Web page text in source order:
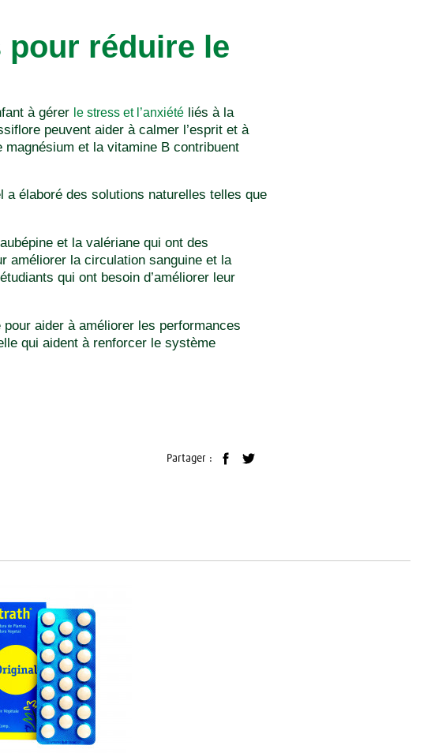
pour réduire le
à gérer le stress et l’anxiétéliés à la
peuvent aider à calmer l’esprit et à
et la vitamine B contribuent
élaboré des solutions naturelles telles que
et la valériane qui ont des
améliorer la circulation sanguine et la
qui ont besoin d’améliorer leur
pour aider à améliorer les performances
qui aident à renforcer le système
Partager :